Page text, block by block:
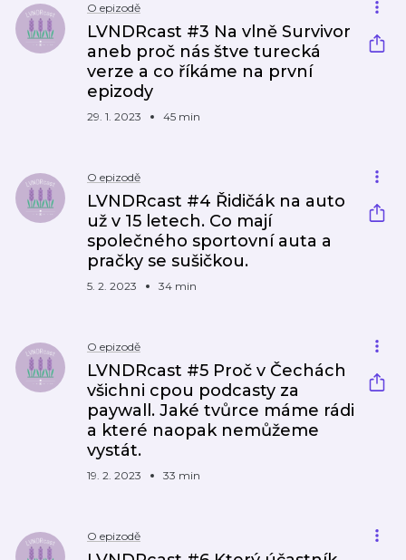
O epizodě
LVNDRcast #3 Na vlně Survivor
aneb proč nás štve turecká
verze a co říkáme na první
epizody
29. 1. 2023 45 min
O epizodě
LVNDRcast #4 Řidičák na auto
už v 15 letech. Co mají
společného sportovní auta a
pračky se sušičkou.
5. 2. 2023 34 min
O epizodě
LVNDRcast #5 Proč v Čechách
všichni cpou podcasty za
paywall. Jaké tvůrce máme rádi
a které naopak nemůžeme
vystát.
19. 2. 2023 33 min
O epizodě